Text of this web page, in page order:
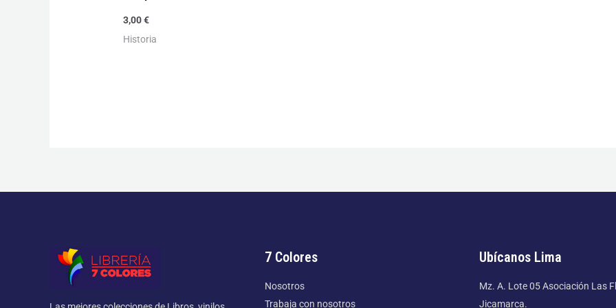
3,00€
Historia
7 Colores
Nosotros
Trabaja con nosotros
Ubícanos Lima
Mz. A. Lote 05 Asociación Las
Jicamarca.